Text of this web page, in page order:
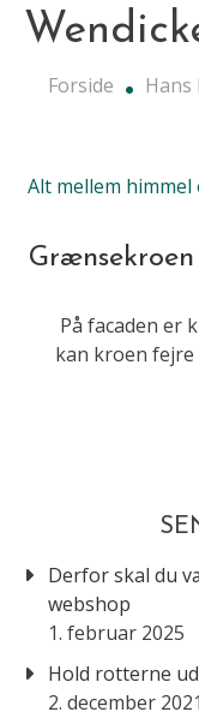
Forside Hans
Alt mellem himmel
På facaden er
kan kroen
Derfor skal du
webshop
1. februar 2025
Hold rotterne
2. december 2021